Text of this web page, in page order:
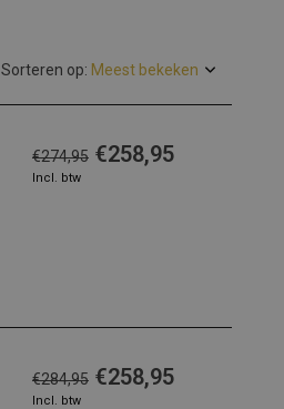
Sorteren op:
€274,95 €258,95
Incl. btw
€284,95 €258,95
Incl. btw